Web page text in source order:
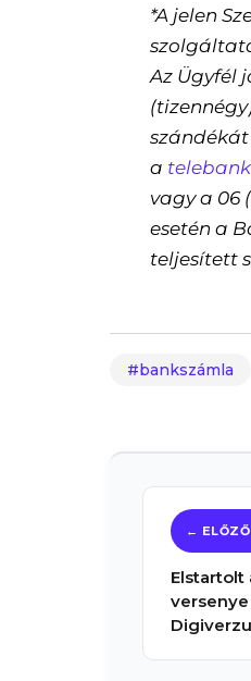
*A jelen
Az Ügyfél
szándékát
a
vagy a 06
esetén a
teljesített
bankszámla
Elstartolt